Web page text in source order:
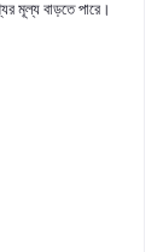
মূল্য বাড়তে পারে।